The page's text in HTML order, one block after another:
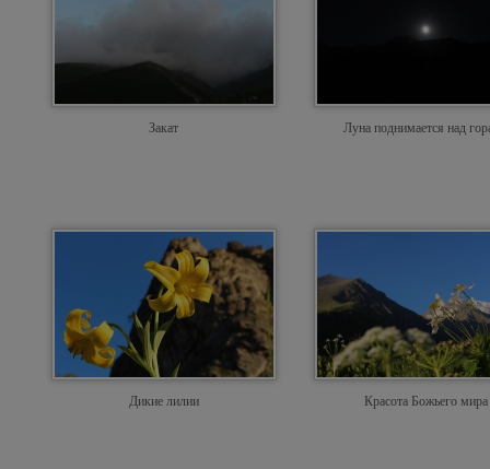
Закат Луна поднимается над
Дикие лилии Красота Божьего мира